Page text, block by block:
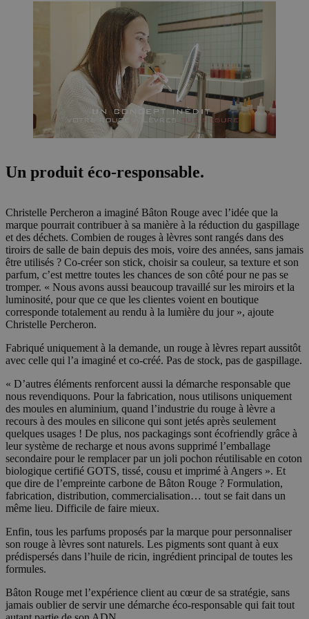
Un produit éco-responsable.
Christelle Percheron a imaginé Bâton Rouge avec l’idée que la
marque pourrait contribuer à sa manière à la réduction du gaspillage
et des déchets. Combien de rouges à lèvres sont rangés dans des
tiroirs de salle de bain depuis des mois, voire des années, sans jamais
être utilisés ? Co-créer son stick, choisir sa couleur, sa texture et son
parfum, c’est mettre toutes les chances de son côté pour ne pas se
tromper. « Nous avons aussi beaucoup travaillé sur les miroirs et la
luminosité, pour que ce que les clientes voient en boutique
corresponde totalement au rendu à la lumière du jour », ajoute
Christelle Percheron.
Fabriqué uniquement à la demande, un rouge à lèvres repart aussitôt
avec celle qui l’a imaginé et co-créé. Pas de stock, pas de gaspillage.
« D’autres éléments renforcent aussi la démarche responsable que
nous revendiquons. Pour la fabrication, nous utilisons uniquement
des moules en aluminium, quand l’industrie du rouge à lèvre a
recours à des moules en silicone qui sont jetés après seulement
quelques usages ! De plus, nos packagings sont écofriendly grâce à
leur système de recharge et nous avons supprimé l’emballage
secondaire pour le remplacer par un joli pochon réutilisable en coton
biologique certifié GOTS, tissé, cousu et imprimé à Angers ». Et
que dire de l’empreinte carbone de Bâton Rouge ? Formulation,
fabrication, distribution, commercialisation… tout se fait dans un
même lieu. Difficile de faire mieux.
Enfin, tous les parfums proposés par la marque pour personnaliser
son rouge à lèvres sont naturels. Les pigments sont quant à eux
prédispersés dans l’huile de ricin, ingrédient principal de toutes les
formules.
Bâton Rouge met l’expérience client au cœur de sa stratégie, sans
jamais oublier de servir une démarche éco-responsable qui fait tout